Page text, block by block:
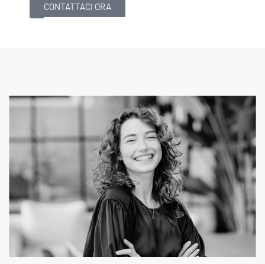
CONTATTACI ORA